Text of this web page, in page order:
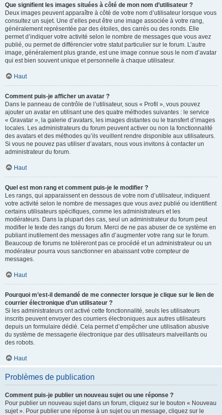
Que signifient les images situées à côté de mon nom d’utilisateur ?
Deux images peuvent apparaître à côté de votre nom d’utilisateur lorsque vous
consultez un sujet. Une d’elles peut être une image associée à votre rang,
généralement représentée par des étoiles, des carrés ou des ronds. Elle
permet d’indiquer votre activité selon le nombre de messages que vous avez
publié, ou permet de différencier votre statut particulier sur le forum. L’autre
image, généralement plus grande, est une image connue sous le nom d’avatar
qui est bien souvent unique et personnelle à chaque utilisateur.
Haut
Comment puis-je afficher un avatar ?
Dans le panneau de contrôle de l’utilisateur, sous « Profil », vous pouvez
ajouter un avatar en utilisant une des quatre méthodes suivantes : le service
« Gravatar », la galerie d’avatars, les images distantes ou le transfert d’images
locales. Les administrateurs du forum peuvent activer ou non la fonctionnalité
des avatars et des méthodes qu’ils veuillent rendre disponible aux utilisateurs.
Si vous ne pouvez pas utiliser d’avatars, nous vous invitons à contacter un
administrateur du forum.
Haut
Quel est mon rang et comment puis-je le modifier ?
Les rangs, qui apparaissent en dessous de votre nom d’utilisateur, indiquent
votre activité selon le nombre de messages que vous avez publié ou identifient
certains utilisateurs spécifiques, comme les administrateurs et les
modérateurs. Dans la plupart des cas, seul un administrateur du forum peut
modifier le texte des rangs du forum. Merci de ne pas abuser de ce système en
publiant inutilement des messages afin d’augmenter votre rang sur le forum.
Beaucoup de forums ne toléreront pas ce procédé et un administrateur ou un
modérateur pourra vous sanctionner en abaissant votre compteur de
messages.
Haut
Pourquoi m’est-il demandé de me connecter lorsque je clique sur le lien de
courrier électronique d’un utilisateur ?
Si les administrateurs ont activé cette fonctionnalité, seuls les utilisateurs
inscrits peuvent envoyer des courriers électroniques aux autres utilisateurs
depuis un formulaire dédié. Cela permet d’empêcher une utilisation abusive
du système de messagerie électronique par des utilisateurs malveillants ou
des robots.
Haut
Problèmes de publication
Comment puis-je publier un nouveau sujet ou une réponse ?
Pour publier un nouveau sujet dans un forum, cliquez sur le bouton « Nouveau
sujet ». Pour publier une réponse à un sujet ou un message, cliquez sur le